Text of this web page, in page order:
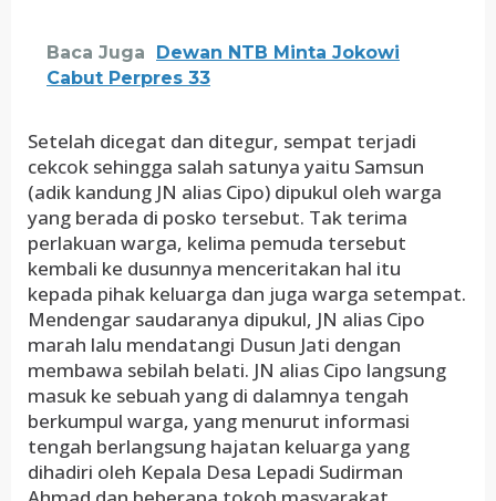
Baca Juga
Dewan NTB Minta Jokowi
Cabut Perpres 33
Setelah dicegat dan ditegur, sempat terjadi
cekcok sehingga salah satunya yaitu Samsun
(adik kandung JN alias Cipo) dipukul oleh warga
yang berada di posko tersebut. Tak terima
perlakuan warga, kelima pemuda tersebut
kembali ke dusunnya menceritakan hal itu
kepada pihak keluarga dan juga warga setempat.
Mendengar saudaranya dipukul, JN alias Cipo
marah lalu mendatangi Dusun Jati dengan
membawa sebilah belati. JN alias Cipo langsung
masuk ke sebuah yang di dalamnya tengah
berkumpul warga, yang menurut informasi
tengah berlangsung hajatan keluarga yang
dihadiri oleh Kepala Desa Lepadi Sudirman